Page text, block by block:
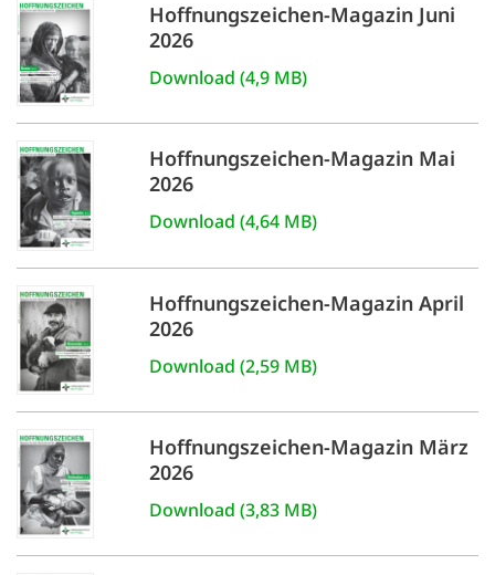
Hoffnungszeichen-Magazin Juni
2026
Download (4,9 MB)
Hoffnungszeichen-Magazin Mai
2026
Download (4,64 MB)
Hoffnungszeichen-Magazin April
2026
Download (2,59 MB)
Hoffnungszeichen-Magazin März
2026
Download (3,83 MB)
Sie
Impressum